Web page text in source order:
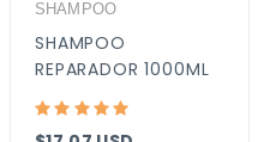
SHAMPOO
SHAMPOO
REPARADOR 1000ML